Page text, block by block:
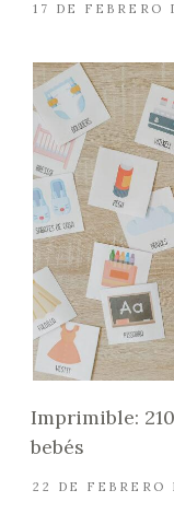
17 DE FEBRERO
Imprimible:
bebés
22 DE FEBRERO